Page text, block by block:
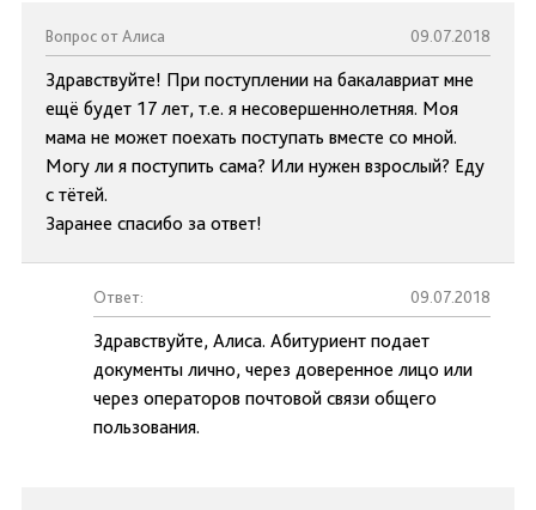
Вопрос от Алиса 09.07.2018
Здравствуйте! При поступлении на бакалавриат мне
ещё будет 17 лет, т.е. я несовершеннолетняя. Моя
мама не может поехать поступать вместе со мной.
Могу ли я поступить сама? Или нужен взрослый? Еду
с тётей.
Заранее спасибо за ответ!
Ответ: 09.07.2018
Здравствуйте, Алиса. Абитуриент подает
документы лично, через доверенное лицо или
через операторов почтовой связи общего
пользования.